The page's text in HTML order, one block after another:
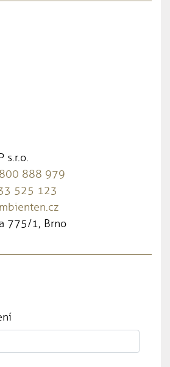
s.r.o.
888 979
525 123
775/1, Brno